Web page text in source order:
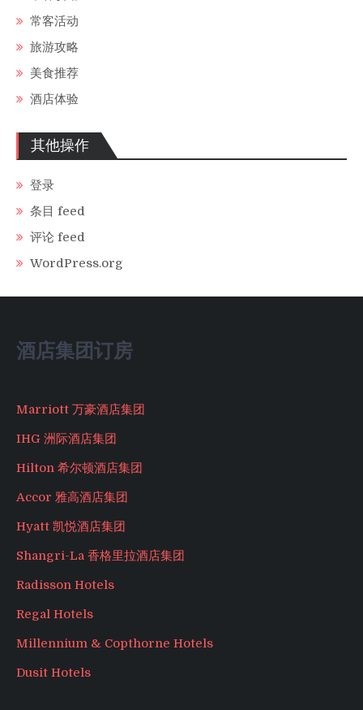
常客活动
旅游攻略
美食推荐
酒店体验
其他操作
登录
条目 feed
评论 feed
WordPress.org
酒店集团订房
Marriott 万豪酒店集团
IHG 洲际酒店集团
Hilton 希尔顿酒店集团
Accor 雅高酒店集团
Hyatt 凯悦酒店集团
Shangri-La 香格里拉酒店集团
Radisson Hotels
Regal Hotels
Millennium & Copthorne Hotels
Dusit Hotels